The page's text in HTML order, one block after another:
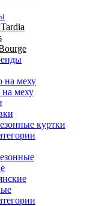
на меху
меху
куртки